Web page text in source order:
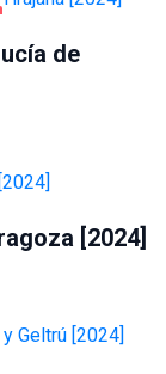
de
[2024]